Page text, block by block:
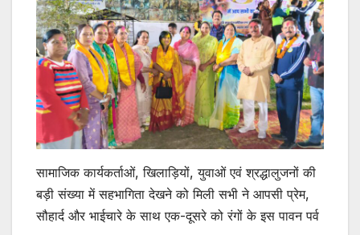
सामाजिक कार्यकर्ताओं, खिलाड़ियों, युवाओं एवं श्रद्धालुजनों की
बड़ी संख्या में सहभागिता देखने को मिली सभी ने आपसी प्रेम,
सौहार्द और भाईचारे के साथ एक-दूसरे को रंगों के इस पावन पर्व